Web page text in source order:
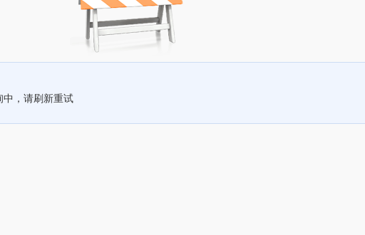
中，请刷新重试